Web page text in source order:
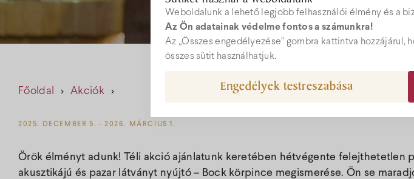
Weboldalunk a lehető legjobb felhasználói élmény és a
Az Ön adatainak védelme fontos a számunkra!
Az „Összes engedélyezése” gombra kattintva hozzájárul,
összes sütit használhatjuk.
Engedélyek testreszabása
Főoldal Akciók
2025. DECEMBER 5. - 2026. MÁRCIUS 1.
Örök élményt adunk! Téli akció ajánlatunk keretében hétvégente felejthetetlen
akusztikájú és pazar látványt nyújtó – Bock körpince megismerése. Ön se
Webshop